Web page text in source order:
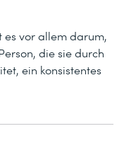
es vor allem darum,
die sie durch
ein konsistentes